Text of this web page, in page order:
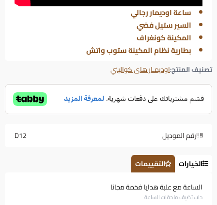
ساعة اوديمار رجالي
السير ستيل فضي
المكينة كونغراف
بطارية نظام المكينة ستوب واتش
تصنيف المنتج:اوديمـار هاى كواليتي
رقم الموديل D12
الخيارات
التقييمات
الساعة مع علبة هدايا فخمة مجانا
حاب تضيف ملحقات الساعة